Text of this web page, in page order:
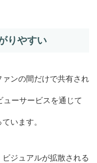
りやすい
ンの間だけで共有され
ーサービスを通じて
います。
ジュアルが拡散される